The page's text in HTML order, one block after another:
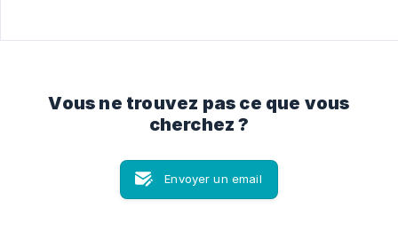
Vous ne trouvez pas ce que vous
cherchez ?
Envoyer un email